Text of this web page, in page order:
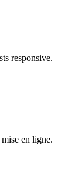
responsive.
en ligne.